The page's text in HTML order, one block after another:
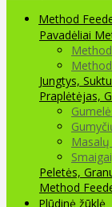
Method
Pavadėliai
Jungtys,
Praplėtėjas,
Peletės,
Method
Plūdinė žūklė